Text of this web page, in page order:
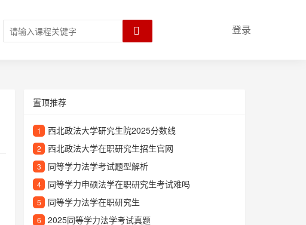
登录
置顶推荐
1 西北政法大学研究生院2025分数线
2 西北政法大学在职研究生招生官网
3 同等学力法学考试题型解析
4 同等学力申硕法学在职研究生考试难吗
5 同等学力法学在职研究生
6 2025同等学力法学考试真题